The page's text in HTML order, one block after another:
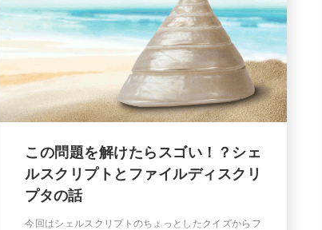
この問題を解けたらスゴい！？シェ
ルスクリプトとファイルディスクリ
プタの話
今回はシェルスクリプトのちょっとしたクイズからフ